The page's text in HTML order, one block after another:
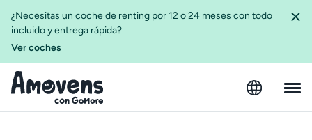
¿Necesitas un coche de renting por 12 o 24 meses con todo
incluido y entrega rápida?
Ver coches